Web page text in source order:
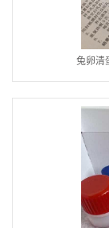
兔卵清